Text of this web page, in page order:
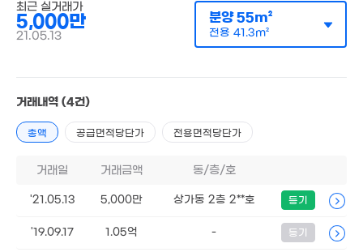
17.88억
'22. 05
'22. 05
매매 1억 500만원
전용41m²
최근 실거래가
5,000만
21.05.13
분양55m²
전용 41.3m²
거래내역 (4건)
총액 공급면적당단가 전용면적당단가
거래일 거래금액 동/층/호
'21.05.13 5,000만 상가동 2층 2**호 등기
'19.09.17 1.05억 - 등기